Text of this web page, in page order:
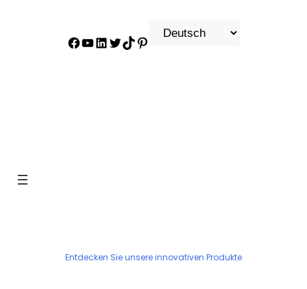
Facebook
YouTube
LinkedIn
Twitter
TiktokPinterest
Entdecken Sie unsere innovativen Produkte